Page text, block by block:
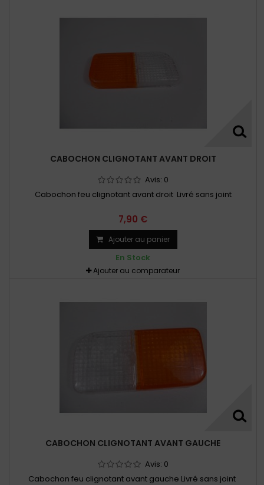
CABOCHON CLIGNOTANT AVANT DROIT
Avis: 0
Cabochon feu clignotant avant droit Livré sans joint
7,90 €
Ajouter au panier
En Stock
Ajouter au comparateur
CABOCHON CLIGNOTANT AVANT GAUCHE
Avis: 0
Cabochon feu clignotant avant gauche Livré sans joint